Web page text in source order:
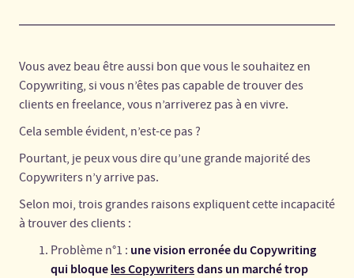
Vous avez beau être aussi bon que vous le souhaitez en
Copywriting, si vous n’êtes pas capable de trouver des
clients en freelance, vous n’arriverez pas à en vivre.
Cela semble évident, n’est-ce pas ?
Pourtant, je peux vous dire qu’une grande majorité des
Copywriters n’y arrive pas.
Selon moi, trois grandes raisons expliquent cette incapacité
à trouver des clients :
Problème n°1 : une vision erronée du Copywriting
qui bloqueles Copywritersdans un marché trop